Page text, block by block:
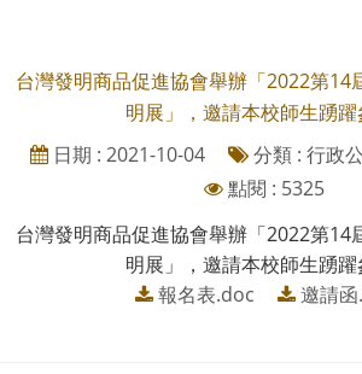
台灣發明商品促進協會舉辦「2022第14
明展」，邀請本校師生踴躍
日期 : 2021-10-04
分類 : 行政
點閱 : 5325
台灣發明商品促進協會舉辦「2022第14
明展」，邀請本校師生踴躍
報名表.doc
邀請